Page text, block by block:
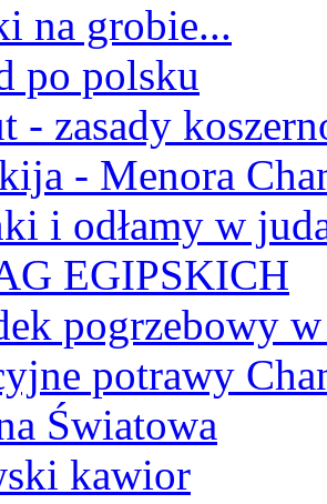
na grobie...
po polsku
- zasady
- Menora
i odłamy w
EGIPSKICH
pogrzebowy
potrawy
Światowa
kawior